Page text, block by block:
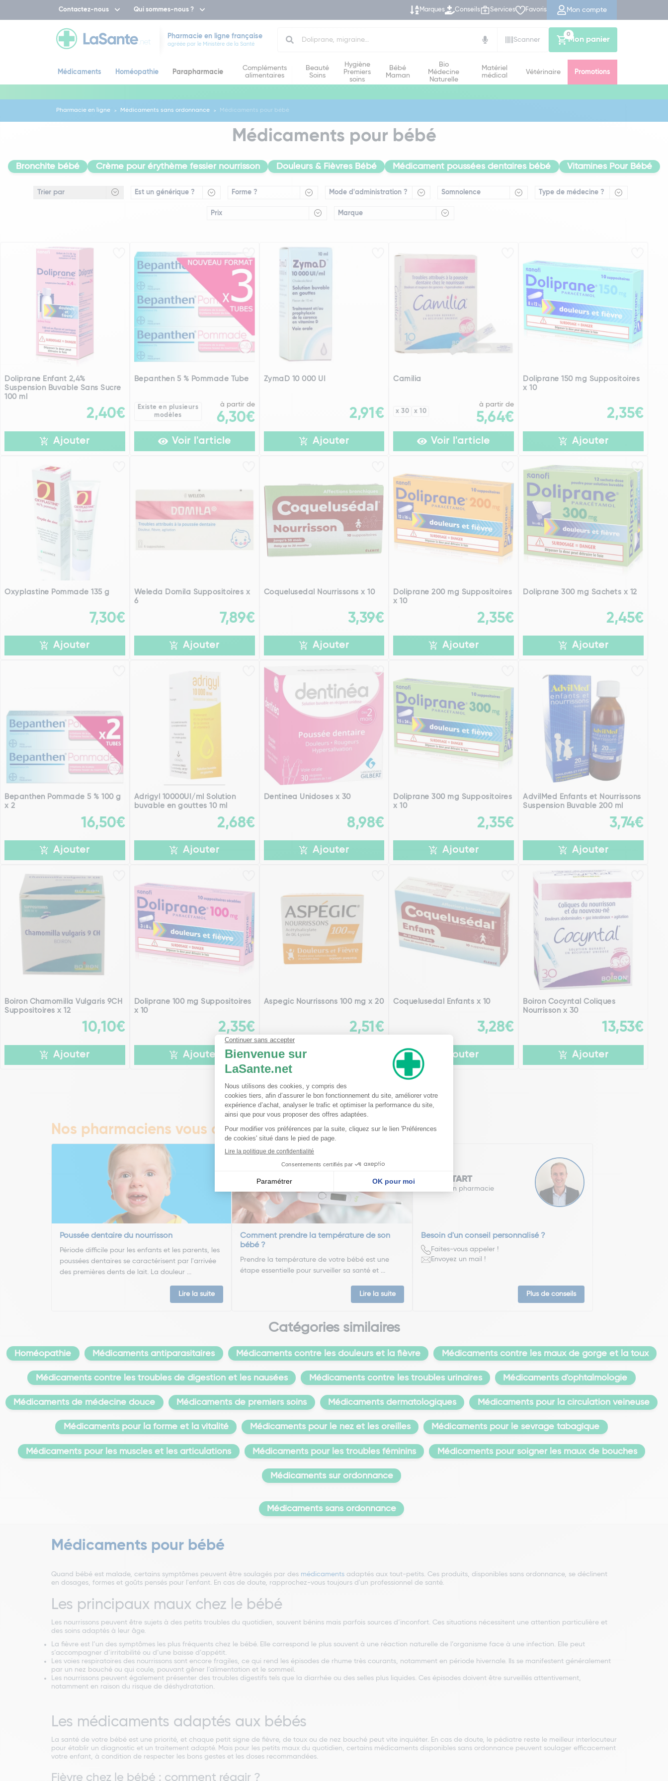
Contactez-nous Qui sommes-nous ? Marques Conseils Services Favoris Mon compte
Pharmacie en ligne française
agréée par le Ministère de la Santé
Scanner
Mon panier
0
Médicaments Homéopathie Parapharmacie
Compléments
alimentaires
Beauté
Soins
Hygiène
Premiers
soins
Bébé
Maman
Bio
Médecine
Naturelle
Matériel
médical
Vétérinaire Promotions
Pharmacie en ligne Médicaments sans ordonnance Médicaments pour bébé
Médicaments pour bébé
Bronchite bébé Crème pour érythème fessier nourrisson Douleurs & Fièvres Bébé Médicament poussées dentaires bébé Vitamines Pour Bébé
Est un générique ? Forme ? Mode d'administration ? Somnolence Type de médecine ?
Prix Marque
Doliprane Enfant 2,4%
Suspension Buvable Sans Sucre
100 ml
2,40€
Ajouter
Bepanthen 5 % Pommade Tube
Existe en plusieurs
modèles
à partir de
6,30€
Voir l'article
ZymaD 10 000 UI
2,91€
Ajouter
Camilia
x 30 x 10
à partir de
5,64€
Voir l'article
Doliprane 150 mg Suppositoires
x 10
2,35€
Ajouter
Oxyplastine Pommade 135 g
7,30€
Ajouter
Weleda Domila Suppositoires x
6
7,89€
Ajouter
Coquelusedal Nourrissons x 10
3,39€
Ajouter
Doliprane 200 mg Suppositoires
x 10
2,35€
Ajouter
Doliprane 300 mg Sachets x 12
2,45€
Ajouter
Bepanthen Pommade 5 % 100 g
x 2
16,50€
Ajouter
Adrigyl 10000UI/ml Solution
buvable en gouttes 10 ml
2,68€
Ajouter
Dentinea Unidoses x 30
8,98€
Ajouter
Doliprane 300 mg Suppositoires
x 10
2,35€
Ajouter
AdvilMed Enfants et Nourrissons
Suspension Buvable 200 ml
3,74€
Ajouter
Boiron Chamomilla Vulgaris 9CH
Suppositoires x 12
10,10€
Ajouter
Doliprane 100 mg Suppositoires
x 10
2,35€
Ajouter
Aspegic Nourrissons 100 mg x 20
2,51€
Coquelusedal Enfants x 10
3,28€
Ajouter
Boiron Cocyntal Coliques
Nourrisson x 30
13,53€
Ajouter
Page précédente 1
Nos pharmaciens vous conseillent
Poussée dentaire du nourrisson
Période difficile pour les enfants et les parents, les
poussées dentaires se caractérisent par l'arrivée
des premières dents de lait. La douleur ...
Lire la suite
Comment prendre la température de son
bébé ?
Prendre la température de votre bébé est une
étape essentielle pour surveiller sa santé et ...
Lire la suite
Cyril TETART
Docteur en pharmacie
Besoin d'un conseil personnalisé ?
Faites-vous appeler !
Envoyez un mail !
Plus de conseils
Catégories similaires
Homéopathie Médicaments antiparasitaires Médicaments contre les douleurs et la fièvre Médicaments contre les maux de gorge et la toux
Médicaments contre les troubles de digestion et les nausées Médicaments contre les troubles urinaires Médicaments d'ophtalmologie
Médicaments de médecine douce Médicaments de premiers soins Médicaments dermatologiques Médicaments pour la circulation veineuse
Médicaments pour la forme et la vitalité Médicaments pour le nez et les oreilles Médicaments pour le sevrage tabagique
Médicaments pour les muscles et les articulations Médicaments pour les troubles féminins Médicaments pour soigner les maux de bouches
Médicaments sur ordonnance
Médicaments sans ordonnance
Médicaments pour bébé
Quand bébé est malade, certains symptômes peuvent être soulagés par des médicaments adaptés aux tout-petits. Ces produits, disponibles sans ordonnance, se déclinent
en dosages, formes et goûts pensés pour l'enfant. En cas de doute, rapprochez-vous toujours d'un professionnel de santé.
Les principaux maux chez le bébé
Les nourrissons peuvent être sujets à des petits troubles du quotidien, souvent bénins mais parfois sources d’inconfort. Ces situations nécessitent une attention particulière et
des soins adaptés à leur âge.
La fièvre est l’un des symptômes les plus fréquents chez le bébé. Elle correspond le plus souvent à une réaction naturelle de l’organisme face à une infection. Elle peut
s’accompagner d’irritabilité ou d’une baisse d’appétit.
Les voies respiratoires des nourrissons sont encore fragiles, ce qui rend les épisodes de rhume très courants, notamment en période hivernale. Ils se manifestent généralement
par un nez bouché ou qui coule, pouvant gêner l’alimentation et le sommeil.
Les nourrissons peuvent également présenter des troubles digestifs tels que la diarrhée ou des selles plus liquides. Ces épisodes doivent être surveillés attentivement,
notamment en raison du risque de déshydratation.
Les médicaments adaptés aux bébés
La santé de votre bébé est une priorité, et chaque petit signe de fièvre, de toux ou de nez bouché peut vite inquiéter. En cas de doute, le pédiatre reste le meilleur interlocuteur
pour établir un diagnostic et un traitement adapté. Mais pour les petits maux du quotidien, certains médicaments disponibles sans ordonnance peuvent soulager efficacement
votre enfant, à condition de respecter les bons gestes et les doses recommandées.
Fièvre chez le bébé : comment réagir ?